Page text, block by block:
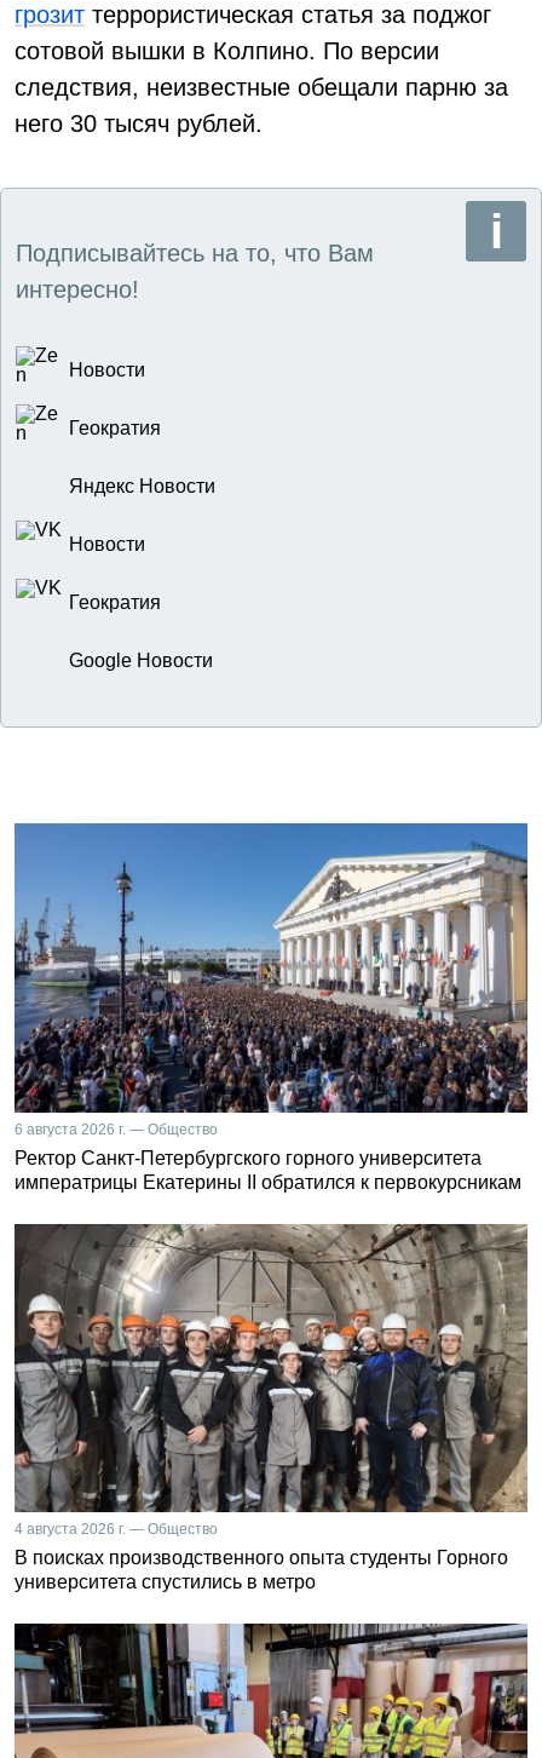
грозит террористическая статья за поджог
сотовой вышки в Колпино. По версии
следствия, неизвестные обещали парню за
него 30 тысяч рублей.
Подписывайтесь на то, что Вам
интересно!
Новости
Геократия
Яндекс Новости
Новости
Геократия
Google Новости
6 августа 2026 г. — Общество
Ректор Санкт-Петербургского горного университета
императрицы Екатерины II обратился к первокурсникам
4 августа 2026 г. — Общество
В поисках производственного опыта студенты Горного
университета спустились в метро